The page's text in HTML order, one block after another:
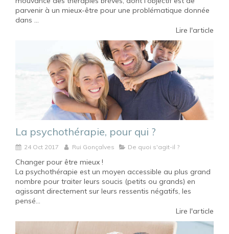
parvenir à un mieux-être pour une problématique donnée
dans ...
Lire l'article
La psychothérapie, pour qui ?
24 Oct 2017 Rui Gonçalves De quoi s'agit-il ?
Changer pour être mieux !
La psychothérapie est un moyen accessible au plus grand
nombre pour traiter leurs soucis (petits ou grands) en
agissant directement sur leurs ressentis négatifs, les
pensé...
Lire l'article